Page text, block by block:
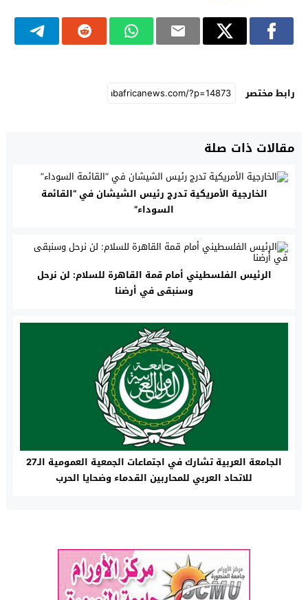
رابط مختصر
مقالات ذات صلة
الخارجية الأمريكية تدرج رئيس الشيشان في “القائمة
السوداء”
الرئيس الفلسطيني أمام قمة القاهرة للسلام: لن نرحل
وسنبقى في أرضنا
الجامعة العربية تشارك في اجتماعات الجمعية العمومية الـ27
للاتحاد العربي للمحاربين القدماء وضحايا الحرب